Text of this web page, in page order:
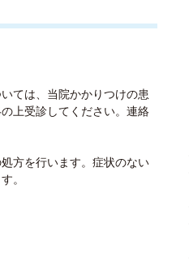
ては、当院かかりつけの患
上受診してください。連絡
方を行います。症状のない
。